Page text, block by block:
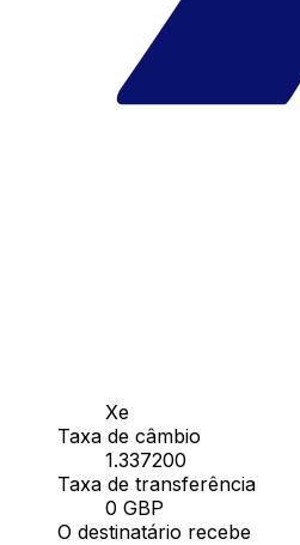
Xe
Taxa de câmbio
1.337200
Taxa de transferência
0 GBP
O destinatário recebe